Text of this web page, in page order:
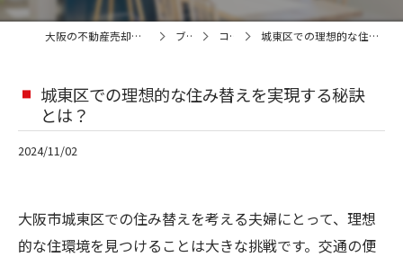
大阪の不動産売却なら株式会社JDスクエア ブログ コラム 城東区での理想的な住み替えを実現する秘訣とは？
城東区での理想的な住み替えを実現する秘訣
とは？
2024/11/02
大阪市城東区での住み替えを考える夫婦にとって、理想
的な住環境を見つけることは大きな挑戦です。交通の便